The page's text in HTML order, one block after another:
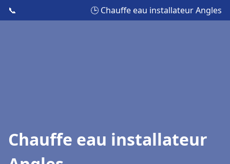
📞 🕒 Chauffe eau installateur Angles
Chauffe eau installateur